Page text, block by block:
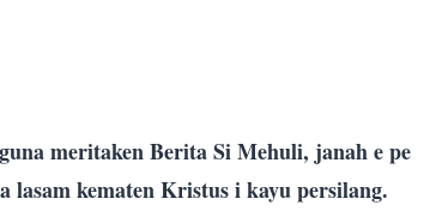
meritaken Berita Si Mehuli, janah e pe
lasam kematen Kristus i kayu persilang.